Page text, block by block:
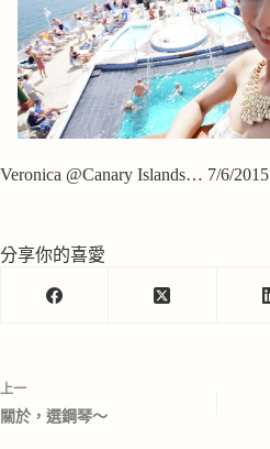
Veronica @Canary Islands… 7/6/2015
分享你的喜愛
上一
關於，選鋼琴～